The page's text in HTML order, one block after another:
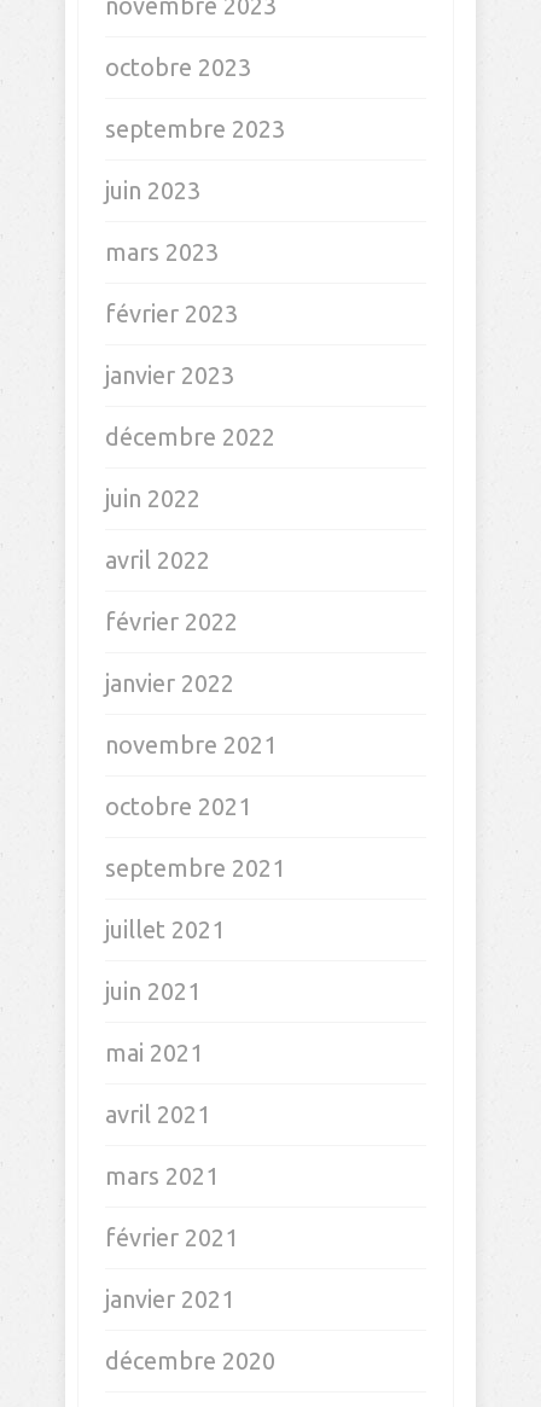
octobre 2023
septembre 2023
juin 2023
mars 2023
février 2023
janvier 2023
décembre 2022
juin 2022
avril 2022
février 2022
janvier 2022
novembre 2021
octobre 2021
septembre 2021
juillet 2021
juin 2021
mai 2021
avril 2021
mars 2021
février 2021
janvier 2021
décembre 2020